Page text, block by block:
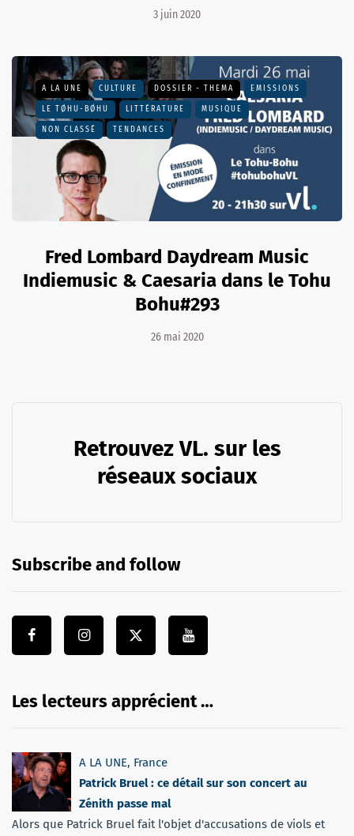
3 juin 2020
A LA UNE CULTURE DOSSIER - THEMA EMISSIONS
LE TØHU-BØHU LITTÉRATURE MUSIQUE
NON CLASSÉ TENDANCES
Fred Lombard Daydream Music
Indiemusic & Caesaria dans le Tohu
Bohu#293
26 mai 2020
Retrouvez VL. sur les
réseaux sociaux
Subscribe and follow
Les lecteurs apprécient …
A LA UNE, France
Patrick Bruel : ce détail sur son concert au
Zénith passe mal
Alors que Patrick Bruel fait l'objet d'accusations de viols et